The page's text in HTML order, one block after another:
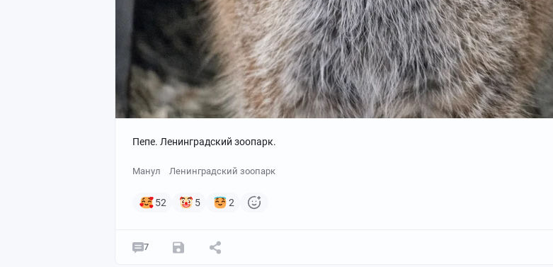
Пепе. Ленинградский зоопарк.
Манул Ленинградский зоопарк
52 5 2
7